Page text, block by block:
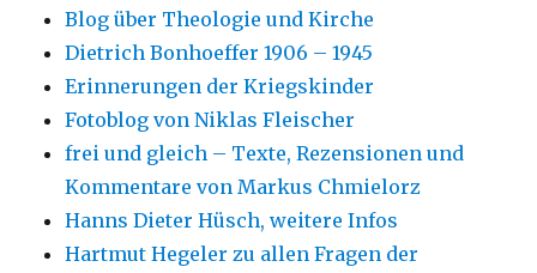
Blog über Theologie und Kirche
Dietrich Bonhoeffer 1906 – 1945
Erinnerungen der Kriegskinder
Fotoblog von Niklas Fleischer
frei und gleich – Texte, Rezensionen und
Kommentare von Markus Chmielorz
Hanns Dieter Hüsch, weitere Infos
Hartmut Hegeler zu allen Fragen der